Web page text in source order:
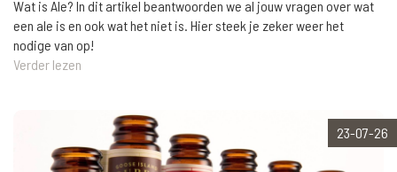
Wat is Ale? In dit artikel beantwoorden we al jouw vragen over wat
een ale is en ook wat het niet is. Hier steek je zeker weer het
nodige van op!
Verder lezen
23-07-26